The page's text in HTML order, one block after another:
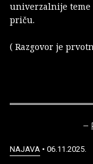
univerzalnije
priču.
( Razgovor je
–
NAJAVA • 06.11.2025.